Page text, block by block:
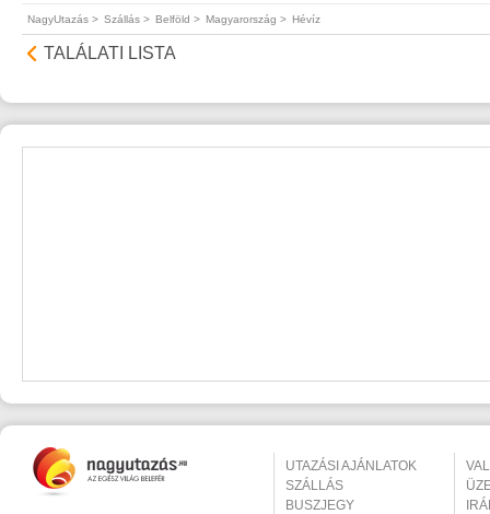
NagyUtazás > Szállás > Belföld > Magyarország > Hévíz
TALÁLATI LISTA
UTAZÁSI AJÁNLATOK
SZÁLLÁS
BUSZJEGY